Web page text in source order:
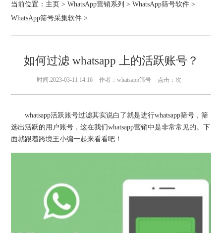
当前位置： 主页 >WhatsApp营销系列 >WhatsApp筛号软件 >
WhatsApp筛号采集软件 >
如何过滤 whatsapp 上的活跃账号？
时间:2023-03-11 14:16 作者：whatsapp筛号 点击： 次
whatsapp活跃账号过滤其实说白了就是进行whatsapp筛号，筛
选出活跃的用户账号，这在我们whatsapp营销中是非常常见的。下
面就跟着跨境王小编一起来看看吧！